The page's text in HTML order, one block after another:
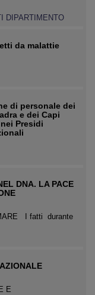
DIPARTIMENTO
da malattie
di personale dei
e dei Capi
Presidi
DNA. LA PACE
I fatti durante
E